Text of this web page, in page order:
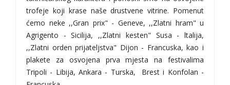
trofeje koji krase naše drustvene vitrine. Pomenut
ćemo neke ,,Gran prix" - Geneve, ,,Zlatni hram" u
Agrigento - Sicilija, ,,Zlatni kesten" Susa - ltalija,
,,Zlatni orden prijateljstva" Dijon - Francuska, kao i
plakete za osvojena prva mjesta na festivalima
Tripoli - Libija, Ankara - Turska, Brest i Konfolan -